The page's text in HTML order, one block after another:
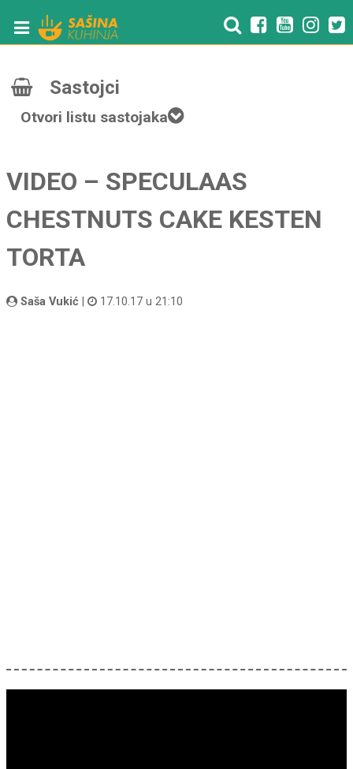
Sastojci
Otvori listu sastojaka
VIDEO – SPECULAAS
CHESTNUTS CAKE KESTEN
TORTA
Saša Vukić 17.10.17 u 21:10